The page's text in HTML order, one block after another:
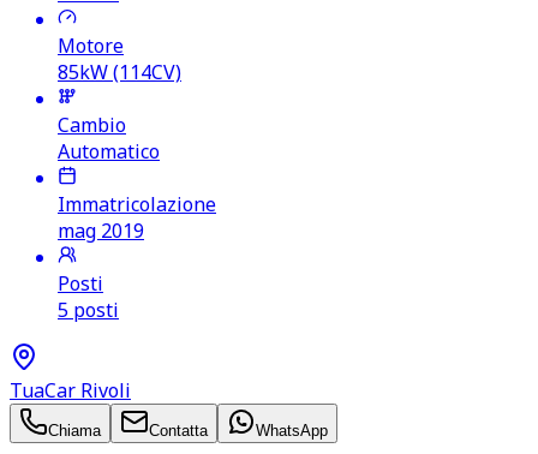
Motore
85kW (114CV)
Cambio
Automatico
Immatricolazione
mag 2019
Posti
5 posti
TuaCar Rivoli
Chiama Contatta WhatsApp